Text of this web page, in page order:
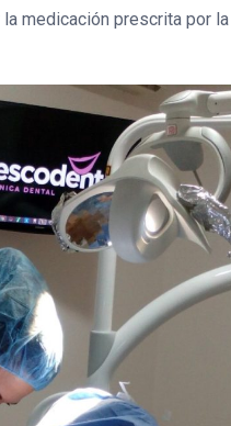
medicación prescrita por